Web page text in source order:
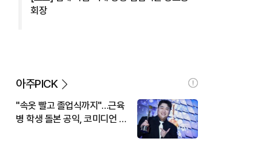
회장
아주PICK
"속옷 빨고 졸업식까지"…근육
병 학생 돌본 공익, 코미디언 김